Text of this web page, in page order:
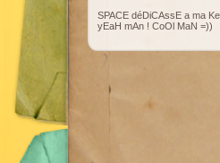
SPACE déDiCAssE a ma
yEaH mAn ! CoOl MaN =))